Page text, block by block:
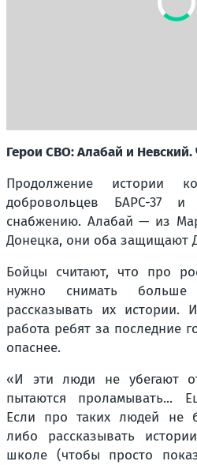
Герои СВО: Алабай и Невский.
Продолжение истории
добровольцев БАРС-37 и
снабжению. Алабай — из
Донецка, они оба защищают
Бойцы считают, что про
нужно снимать
рассказывать их истории.
работа ребят за последние
опаснее.
«И эти люди не убегают
пытаются проламывать...
Если про таких людей не
либо рассказывать
школе (чтобы просто